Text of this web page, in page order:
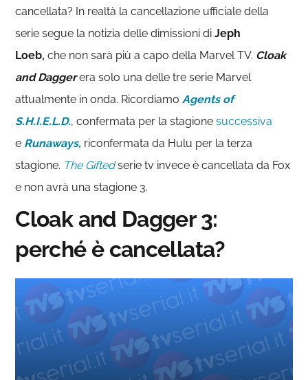
cancellata? In realtà la cancellazione ufficiale della
serie segue la notizia delle dimissioni diJeph
Loeb,che non sarà più a capo della Marvel TV. Cloak
and Daggerera solo una delle tre serie Marvel
attualmente in onda. RicordiamoAgents of
S.H.I.E.L.D., confermata per la stagionesuccessiva
e Runaways, riconfermata da Hulu per la terza
stagione. The Giftedserie tv invece è cancellata da Fox
e non avrà una stagione 3.
Cloak and Dagger 3:
perché è cancellata?